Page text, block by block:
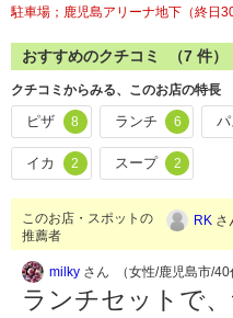
駐車場；鹿児島アリーナ地下（終日
おすすめのクチコミ （7 件）
クチコミからみる、このお店の特長
ピザ 8 ランチ 6 パ
イカ 2 スープ 2
このお店・スポットの
推薦者
RK さ
milky さん （女性/鹿児島市/40
ランチセットで